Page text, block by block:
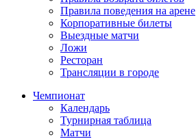
Правила поведения на арене
Корпоративные билеты
Выездные матчи
Ложи
Ресторан
Трансляции в городе
Чемпионат
Календарь
Турнирная таблица
Матчи